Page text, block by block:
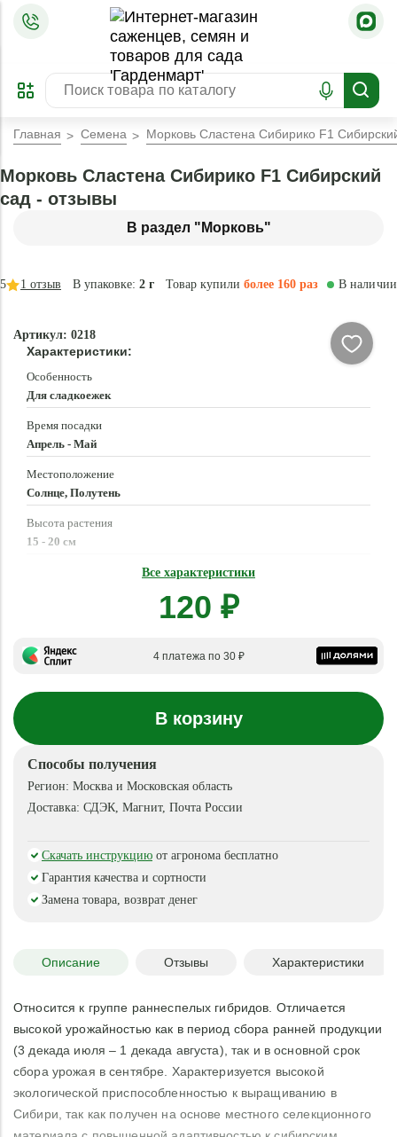
ПРЕДЗАКАЗ
ЗАБРОНИРОВАТЬ
ЛУЧШЕЕ
Главная Семена Морковь Сластена Сибирико F1
В раздел "Морковь"
Морковь Сластена Сибирико F1 Сибирский
сад - отзывы
В упаковке: 2 г Товар купили более 160 раз
5 1 отзыв В наличии
Артикул: 0218
Характеристики:
Особенность
Для сладкоежек
Время посадки
Апрель - Май
Местоположение
Солнце, Полутень
Высота растения
15 - 20 см
Все характеристики
120 ₽
4 платежа по 30 ₽
В корзину
Способы получения
Регион: Москва и Московская область
Доставка: СДЭК, Магнит, Почта России
Скачать инструкцию от агронома бесплатно
Гарантия качества и сортности
Замена товара, возврат денег
Описание Отзывы Характеристики
Относится к группе раннеспелых гибридов. Отличается
высокой урожайностью как в период сбора ранней продукции
(3 декада июля – 1 декада августа), так и в основной срок
сбора урожая в сентябре. Характеризуется высокой
экологической приспособленностью к выращиванию в
Сибири, так как получен на основе местного селекционного